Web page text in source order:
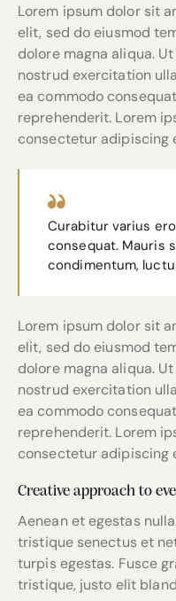
Lorem ipsum dolor sit
elit, sed do eiusmod
dolore magna aliqua.
nostrud exercitation
ea commodo
reprehenderit. Lorem
consectetur adipiscing
Curabitur varius
consequat. Mauris
condimentum,
Lorem ipsum dolor sit
elit, sed do eiusmod
dolore magna aliqua.
nostrud exercitation
ea commodo
reprehenderit. Lorem
consectetur adipiscing
Creative approach to
Aenean et egestas
tristique senectus et
turpis egestas. Fusce
tristique, justo elit